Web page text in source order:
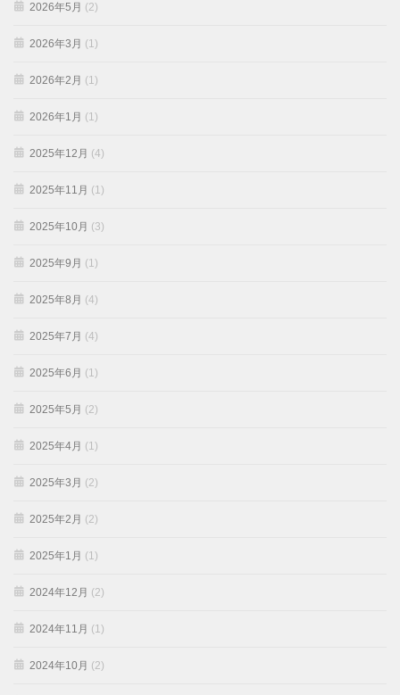
2026年5月 (2)
2026年3月 (1)
2026年2月 (1)
2026年1月 (1)
2025年12月 (4)
2025年11月 (1)
2025年10月 (3)
2025年9月 (1)
2025年8月 (4)
2025年7月 (4)
2025年6月 (1)
2025年5月 (2)
2025年4月 (1)
2025年3月 (2)
2025年2月 (2)
2025年1月 (1)
2024年12月 (2)
2024年11月 (1)
2024年10月 (2)